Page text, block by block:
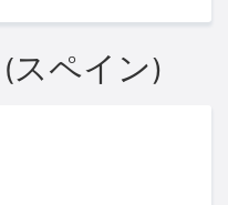
スペイン)